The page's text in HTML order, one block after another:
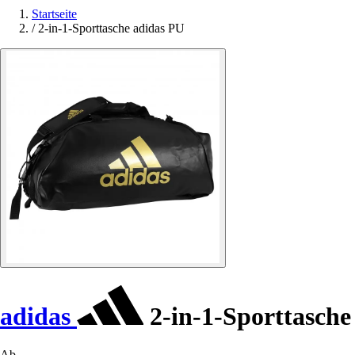
Startseite
/ 2-in-1-Sporttasche adidas PU
adidas 2-in-1-